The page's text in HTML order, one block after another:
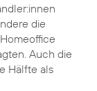
die
Auch die
Hälfte als